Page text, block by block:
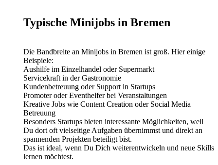
Typische Minijobs in Bremen
Die Bandbreite an Minijobs in Bremen ist groß. Hier einige
Beispiele:
Aushilfe im Einzelhandel oder Supermarkt
Servicekraft in der Gastronomie
Kundenbetreuung oder Support in Startups
Promoter oder Eventhelfer bei Veranstaltungen
Kreative Jobs wie Content Creation oder Social Media
Betreuung
Besonders Startups bieten interessante Möglichkeiten, weil
Du dort oft vielseitige Aufgaben übernimmst und direkt an
spannenden Projekten beteiligt bist.
Das ist ideal, wenn Du Dich weiterentwickeln und neue Skills
lernen möchtest.